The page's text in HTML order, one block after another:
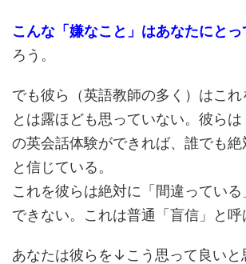
こんな「嫌なこと」はあなたにと
ろう。
でも彼ら（英語教師の多く）はこれ
とは露ほども思っていない。彼らは
の英会話体験ができれば、誰でも絶
と信じている。
これを彼らは絶対に「間違ってい
できない。これは普通「盲信」と呼
あなたは彼らを↓こう思って良いと